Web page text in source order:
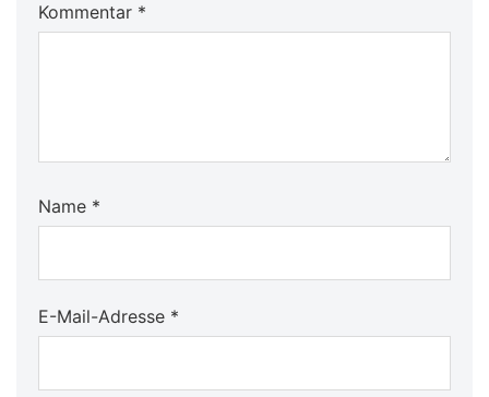
Kommentar *
Name *
E-Mail-Adresse *